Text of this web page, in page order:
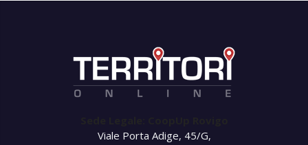
Viale Porta Adige, 45/G,